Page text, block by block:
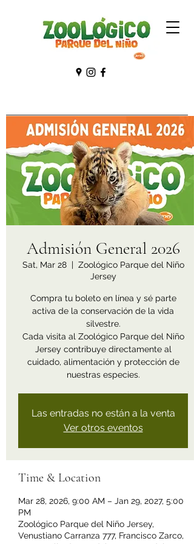
Admisión General 2026
Sat, Mar 28
  |
Zoológico Parque del Niño
Jersey
Compra tu boleto en línea y sé parte
activa de la conservación de la vida
silvestre.
Cada visita al Zoológico Parque del Niño
Jersey contribuye directamente al
cuidado, alimentación y protección de
nuestras especies.
Las entradas no están a la venta
Ver otros eventos
Time & Location
Mar 28, 2026, 9:00 AM – Jan 29, 2027, 5:00
PM
Zoológico Parque del Niño Jersey,
Venustiano Carranza 777, Francisco Zarco,